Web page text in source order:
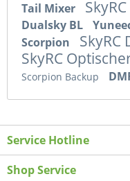
Tail Mixer
Dualsky BL
Scorpion SkyRC
SkyRC
Scorpion Backup
Service Hotline
Shop Service